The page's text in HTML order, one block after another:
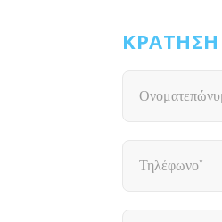
ΚΡΑΤΗΣΗ